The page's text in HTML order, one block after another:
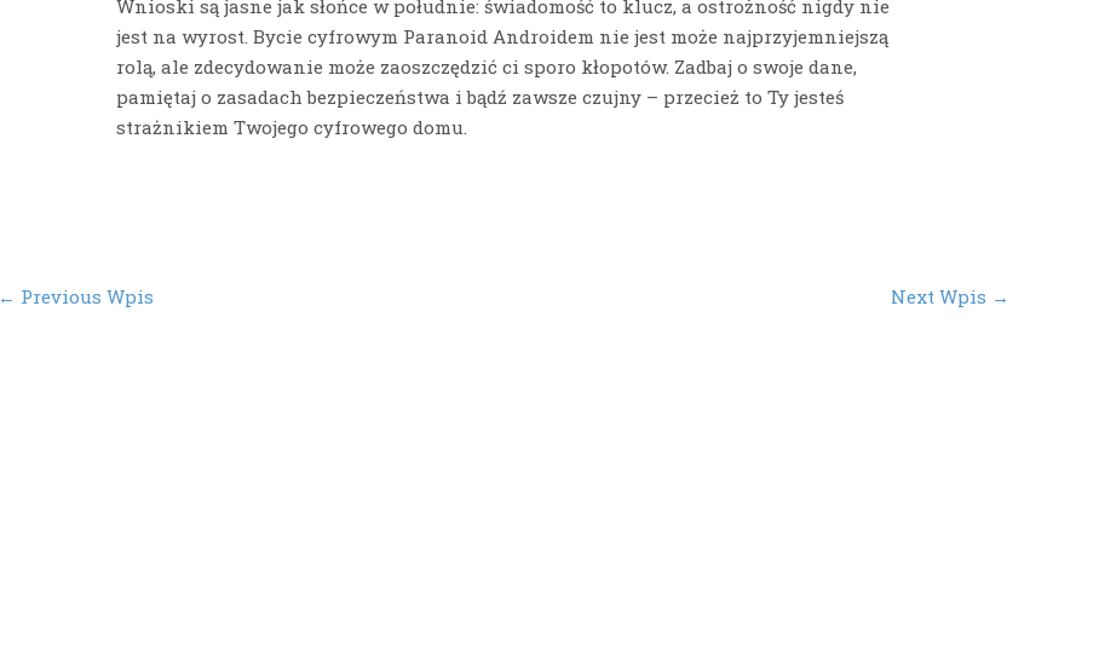
Wnioski są jasne jak słońce w południe: świadomość to klucz, a ostrożność nigdy nie
jest na wyrost. Bycie cyfrowym Paranoid Androidem nie jest może najprzyjemniejszą
rolą, ale zdecydowanie może zaoszczędzić ci sporo kłopotów. Zadbaj o swoje dane,
pamiętaj o zasadach bezpieczeństwa i bądź zawsze czujny – przecież to Ty jesteś
strażnikiem Twojego cyfrowego domu.
Post
← Previous Wpis Next Wpis →